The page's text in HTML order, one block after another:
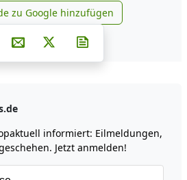
news.de zu Google
zu Google hinzufügen
Teilen auf Facebook
Teilen auf Whatsapp
Teilen auf Telegram
auf Pinterest
Per E-Mail teilen
Post auf X
informiert: Eilmeldungen,
Jetzt anmelden!